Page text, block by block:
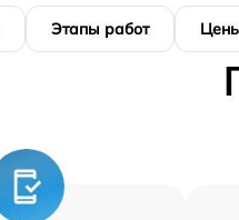
Этапы работ